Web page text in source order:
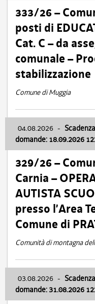
333/26 –
posti di
Cat. C – da
comunale –
stabilizzazione
Comune di Muggia
04.08.2026 -
domande: 18.09.2026
329/26 –
Carnia –
AUTISTA
presso l’Area
Comune di
Comunità di montagna
03.08.2026 -
domande: 31.08.2026